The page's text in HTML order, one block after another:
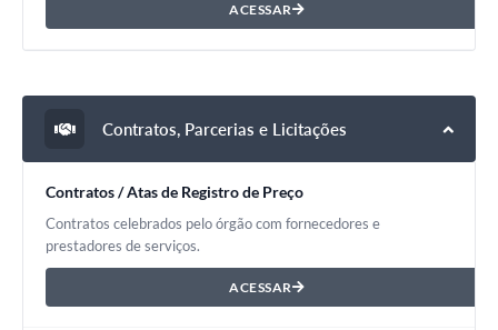
ACESSAR
Contratos, Parcerias e Licitações
Contratos / Atas de Registro de Preço
Contratos celebrados pelo órgão com fornecedores e
prestadores de serviços.
ACESSAR